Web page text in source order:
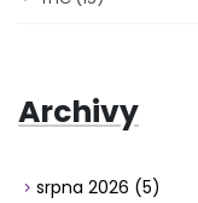
Archivy
srpna 2026 (5)